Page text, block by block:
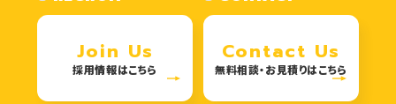
Join Us
採用情報はこちら
Contact Us
無料相談・お見積りはこちら